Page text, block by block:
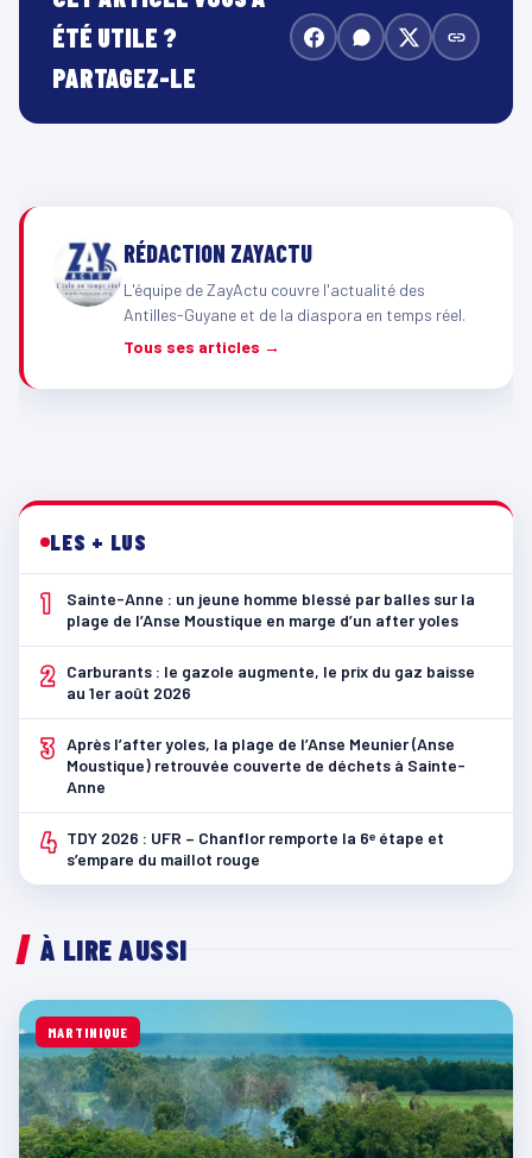
ÉTÉ UTILE ?
PARTAGEZ-LE
RÉDACTION ZAYACTU
L'équipe de ZayActu couvre l'actualité des
Antilles-Guyane et de la diaspora en temps réel.
Tous ses articles →
LES + LUS
1
Sainte-Anne : un jeune homme blessé par balles sur la
plage de l’Anse Moustique en marge d’un after yoles
2
Carburants : le gazole augmente, le prix du gaz baisse
au 1er août 2026
3 Après l’after yoles, la plage de l’Anse Meunier (Anse
Moustique) retrouvée couverte de déchets à Sainte-
Anne
4 TDY 2026 : UFR – Chanflor remporte la 6ᵉ étape et
s’empare du maillot rouge
À LIRE AUSSI
MARTINIQUE